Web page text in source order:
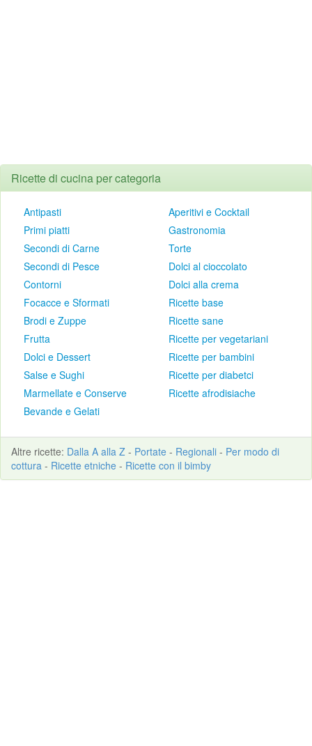
Ricette di cucina per categoria
Antipasti
Primi piatti
Secondi di Carne
Secondi di Pesce
Contorni
Focacce e Sformati
Brodi e Zuppe
Frutta
Dolci e Dessert
Salse e Sughi
Marmellate e Conserve
Bevande e Gelati
Aperitivi e Cocktail
Gastronomia
Torte
Dolci al cioccolato
Dolci alla crema
Ricette base
Ricette sane
Ricette per vegetariani
Ricette per bambini
Ricette per diabetci
Ricette afrodisiache
Altre ricette: Dalla A alla Z - Portate - Regionali - Per modo di
cottura - Ricette etniche - Ricette con il bimby